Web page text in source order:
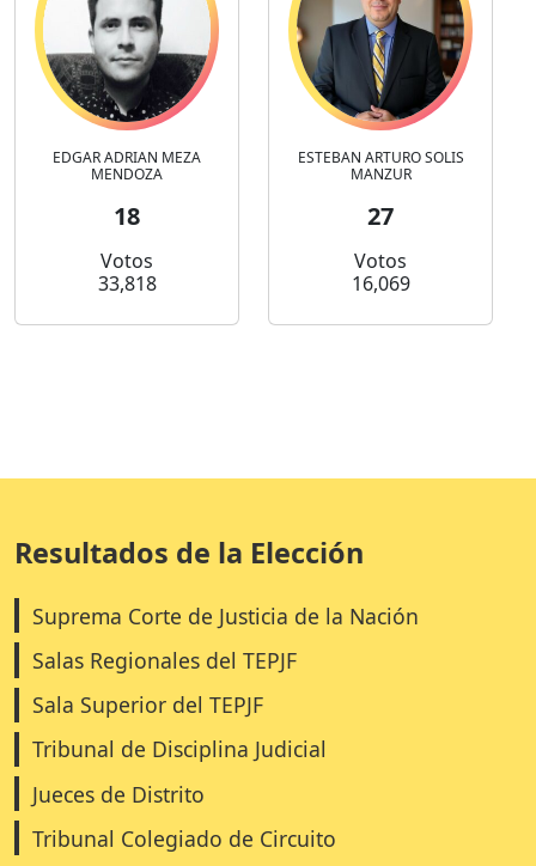
EDGAR ADRIAN MEZA
MENDOZA
18
Votos
33,818
ESTEBAN ARTURO SOLIS
MANZUR
27
Votos
16,069
Resultados de la Elección
Suprema Corte de Justicia de la Nación
Salas Regionales del TEPJF
Sala Superior del TEPJF
Tribunal de Disciplina Judicial
Jueces de Distrito
Tribunal Colegiado de Circuito